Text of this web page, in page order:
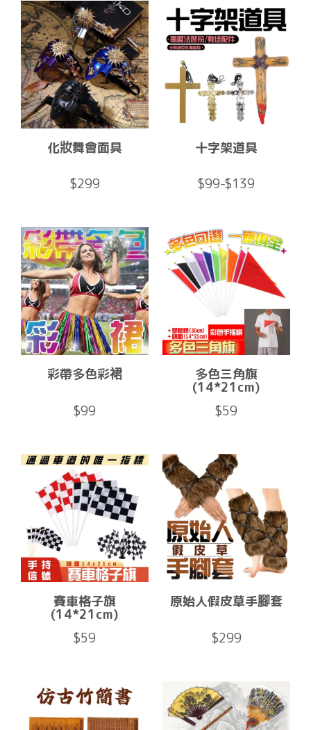
化妝舞會面具
$299
十字架道具
$99-$139
彩帶多色彩裙
$99
多色三角旗
(14*21cm)
$59
賽車格子旗
(14*21cm)
$59
原始人假皮草手腳套
$299